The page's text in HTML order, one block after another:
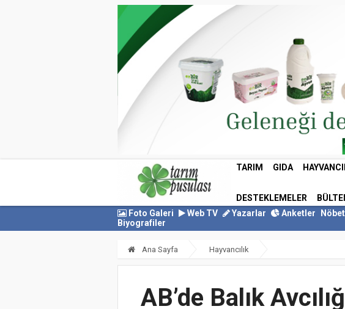
TARIM GIDA
DESTEKLEMELER
Foto Galeri
Web TV Yazarlar Anketler
Biyografiler
Ana Sayfa Hayvancılık
AB’de Balık